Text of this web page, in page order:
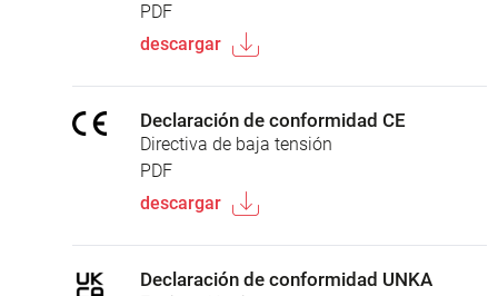
PDF
descargar
Declaración de conformidad CE
Directiva de baja tensión
PDF
descargar
Declaración de conformidad UNKA